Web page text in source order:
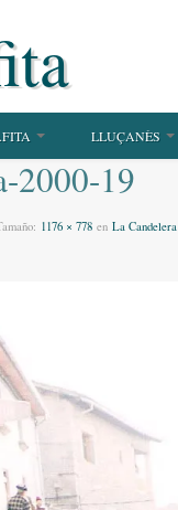
LLUÇANÈS
2000-19
1176 × 778 en La Candelera